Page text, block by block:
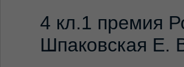
4 кл.1 премия
Шпаковская Е.